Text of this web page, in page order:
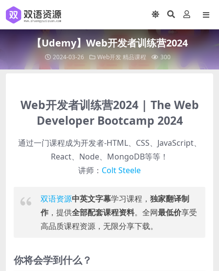
【Udemy】Web开发者训练营2024
2024-03-26 Web开发 精品课程 300
Web开发者训练营2024 | The Web
Developer Bootcamp 2024
通过一门课程成为开发者-HTML、CSS、JavaScript、
React、Node、MongoDB等等！
讲师： Colt Steele
双语资源中英文字幕学习课程， 独家翻译制
作 ，提供全部配套课程资料。全网最低价享受
高品质课程资源，无限分享下载。
你将会学到什么？